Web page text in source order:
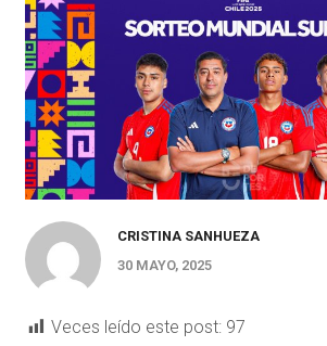
CRISTINA SANHUEZA
30 MAYO, 2025
Veces leído este post: 97